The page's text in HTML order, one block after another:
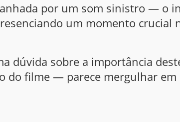
por um som sinistro — o
um momento crucial
dúvida sobre a importância
do filme — parece mergulhar